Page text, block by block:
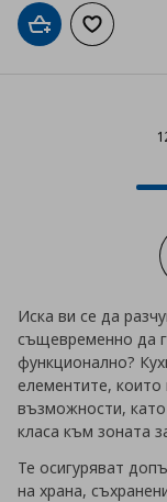
Добави вДобави
Иска ви се да
същевременно да
функционално?
елементите,
възможности,
класа към зоната
Те осигуряват
на храна,